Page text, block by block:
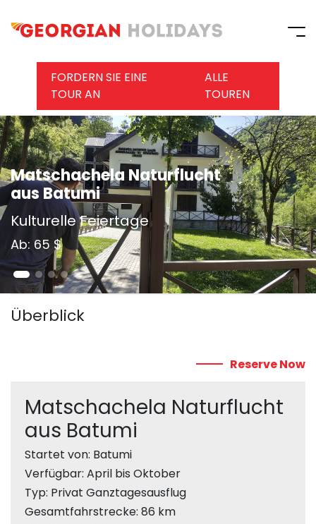
FORDERN SIE EINE
TOUR AN
ALLE
TOUREN
Matschachela Naturflucht
aus Batumi
Kulturelle Feiertage
Ab: 65 $
Überblick
Reserve Now
Matschachela Naturflucht
aus Batumi
Startet von: Batumi
Verfügbar: April bis Oktober
Typ: Privat Ganztagesausflug
Gesamtfahrstrecke: 86 km